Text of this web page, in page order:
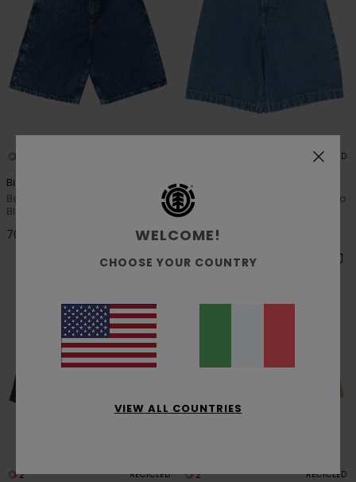
Big
Bermuda con taglio da lavoro
Blu Ragazzo 8-16
70,00 €
RECYCLED
Big 5
Bermuda in denim Blu Ragazzo
8-16
60,00 €
2 RECYCLED 2 RECYCLED
WELCOME!
CHOOSE YOUR COUNTRY
VIEW ALL COUNTRIES